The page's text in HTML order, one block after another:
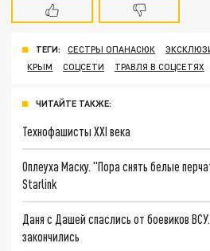
ТЕГИ: СЕСТРЫ ОПАНАСЮК
КРЫМ
СОЦСЕТИ ТРАВЛЯ В СОЦСЕТЯХ
ЧИТАЙТЕ ТАКЖЕ:
Технофашисты XXI века
Оплеуха Маску. "Пора снять белые
Starlink
Даня с Дашей спаслись от боевиков
закончились